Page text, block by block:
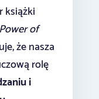
książki
of
że nasza
rolę
i